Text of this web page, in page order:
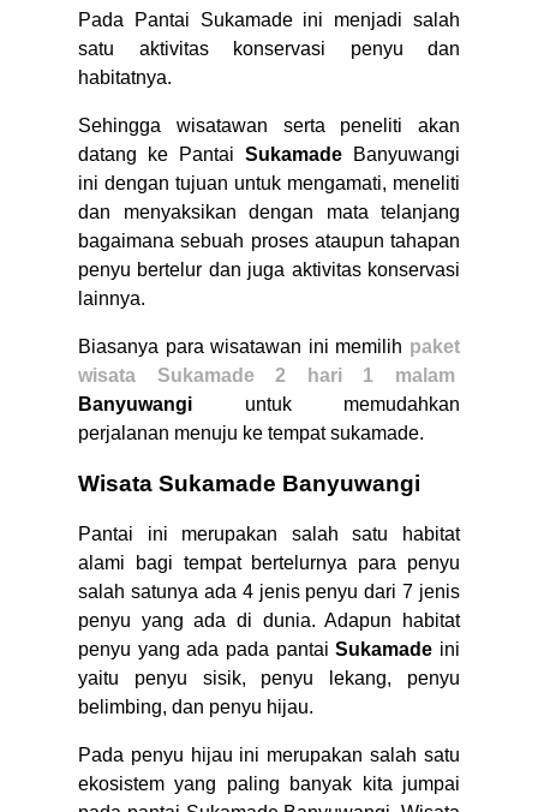
Pada Pantai Sukamade ini menjadi salah
satu aktivitas konservasi penyu dan
habitatnya.
Sehingga wisatawan serta peneliti akan
datang ke Pantai Sukamade Banyuwangi
ini dengan tujuan untuk mengamati, meneliti
dan menyaksikan dengan mata telanjang
bagaimana sebuah proses ataupun tahapan
penyu bertelur dan juga aktivitas konservasi
lainnya.
Biasanya para wisatawan ini memilih paket
wisata Sukamade 2 hari 1 malam
Banyuwangi untuk memudahkan
perjalanan menuju ke tempat sukamade.
Wisata Sukamade Banyuwangi
Pantai ini merupakan salah satu habitat
alami bagi tempat bertelurnya para penyu
salah satunya ada 4 jenis penyu dari 7 jenis
penyu yang ada di dunia. Adapun habitat
penyu yang ada pada pantaiSukamade ini
yaitu penyu sisik, penyu lekang, penyu
belimbing, dan penyu hijau.
Pada penyu hijau ini merupakan salah satu
ekosistem yang paling banyak kita jumpai